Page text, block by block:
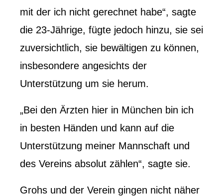
mit der ich nicht gerechnet habe“, sagte
die 23-Jährige, fügte jedoch hinzu, sie sei
zuversichtlich, sie bewältigen zu können,
insbesondere angesichts der
Unterstützung um sie herum.
„Bei den Ärzten hier in München bin ich
in besten Händen und kann auf die
Unterstützung meiner Mannschaft und
des Vereins absolut zählen“, sagte sie.
Grohs und der Verein gingen nicht näher